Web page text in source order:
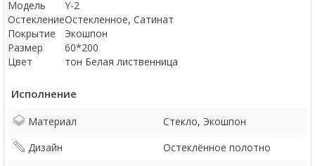
Модель
Y-2
ОстеклениеОстекленное, Сатинат
Покрытие
Экошпон
Размер
60*200
Цвет
тон Белая лиственница
Исполнение
Материал
Стекло, Экошпон
Дизайн
Остеклённое полотно